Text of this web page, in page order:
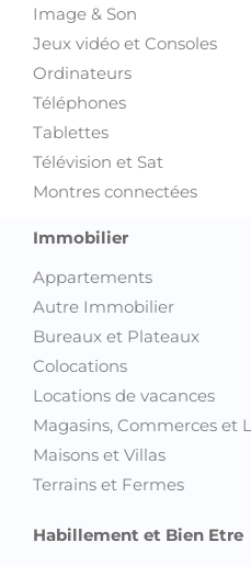
Image & Son
Jeux vidéo et Consoles
Ordinateurs
Téléphones
Tablettes
Télévision et Sat
Montres connectées
Immobilier
Appartements
Autre Immobilier
Bureaux et Plateaux
Colocations
Locations de vacances
Magasins, Commerces et
Maisons et Villas
Terrains et Fermes
Habillement et Bien Etre